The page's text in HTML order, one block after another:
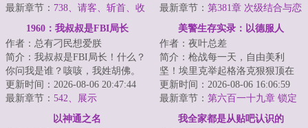
标：走上人生巅峰...
最新章节： 738、请客、斩首、收
下当狗！对齐颗粒度？红星坞的
严苛规章制度……
年，医学界对癌...
最新章节： 第381章 次级结合与恋
爱伪命题
1960：我叔叔是FBI局长
作者：总有刁民想爱朕
简介：我叔叔是FBI局长！什么？
你问我是谁？咳咳，我姓胡佛。
年的初夏，一名侧写师重生在叛
逆青年身上，...
更新时间：2026-08-06 20:47:44
最新章节： 542、展示
美警生存实录：以德服人
作者：夜叶总差
简介：枪战每一天，自由美利
坚！埃里克举起格洛克狠狠顶在
犯人正在冒冷汗的额头上，沉声
道：“谁说我埃里...
更新时间：2026-08-06 16:06:59
最新章节： 第六百一十九章 锁定
以神通之名
我全家都是从贴吧认识的